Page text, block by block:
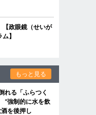
政眼鏡（せいが
】
もっと見る
れる「ふらつく
“強制的に水を飲
を後押し